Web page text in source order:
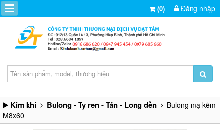
(0) Đăng nhập
Kim khí Bulong - Ty ren - Tán - Long đền
Bulong mạ kẽm
M8x60